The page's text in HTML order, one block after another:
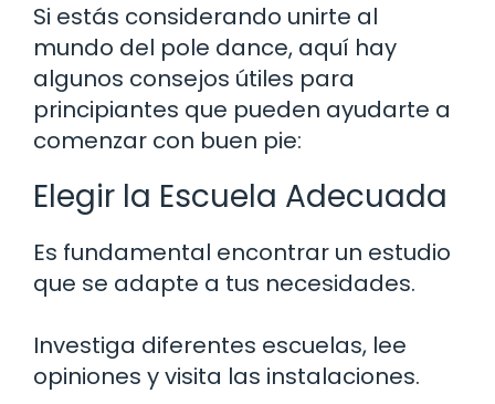
Si estás considerando unirte al
mundo del pole dance, aquí hay
algunos consejos útiles para
principiantes que pueden ayudarte a
comenzar con buen pie:
Elegir la Escuela Adecuada
Es fundamental encontrar un estudio
que se adapte a tus necesidades.
Investiga diferentes escuelas, lee
opiniones y visita las instalaciones.